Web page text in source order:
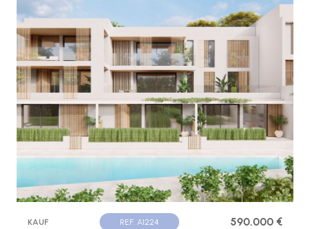
KAUF REF. A1224 590.000 €